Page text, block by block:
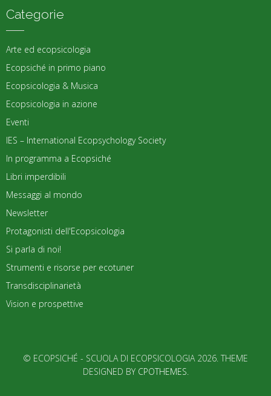
Categorie
Arte ed ecopsicologia
Ecopsiché in primo piano
Ecopsicologia & Musica
Ecopsicologia in azione
Eventi
IES – International Ecopsychology Society
In programma a Ecopsiché
Libri imperdibili
Messaggi al mondo
Newsletter
Protagonisti dell'Ecopsicologia
Si parla di noi!
Strumenti e risorse per ecotuner
Transdisciplinarietà
Vision e prospettive
© ECOPSICHÉ - SCUOLA DI ECOPSICOLOGIA 2026. THEME
DESIGNED BY CPOTHEMES.